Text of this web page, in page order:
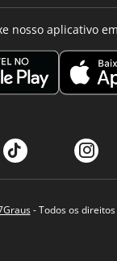
nosso aplicativo
- Todos os